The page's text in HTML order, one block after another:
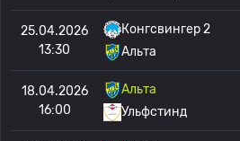
25.04.2026
13:30
Конгсвингер 2
Альта
18.04.2026
16:00
Альта
Ульфстинд